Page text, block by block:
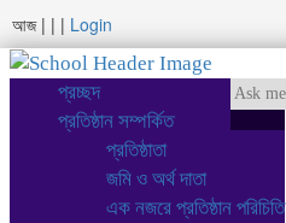
আজ | | | Login
প্রচ্ছদ
প্রতিষ্ঠান সম্পর্কিত
প্রতিষ্ঠাতা
জমি ও অর্থ দাতা
এক নজরে প্রতিষ্ঠান পরিচিতি